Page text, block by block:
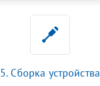
5. Сборка устройства